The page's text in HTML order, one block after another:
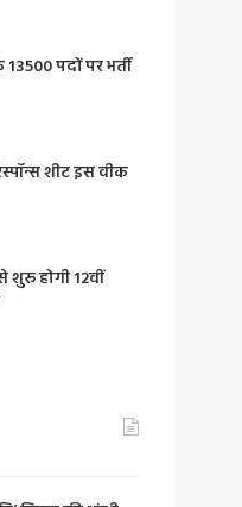
पदों पर भर्ती
शीट इस वीक
होगी 12वीं